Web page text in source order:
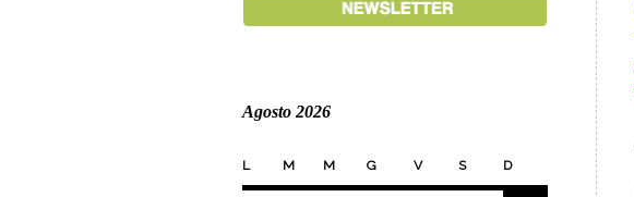
Agosto 2026
L M M G V S D